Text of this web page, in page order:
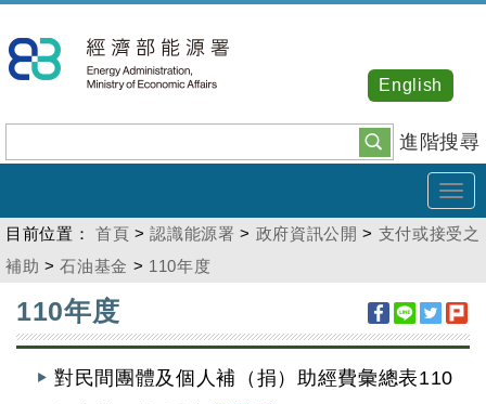
到
主
內
容
進階搜尋
English
目前位置： 首頁 >認識能源署 > 政府資訊公開 > 支付或接受之
補助 >石油基金 > 110年度
110年度
對民間團體及個人補（捐）助經費彙總表110